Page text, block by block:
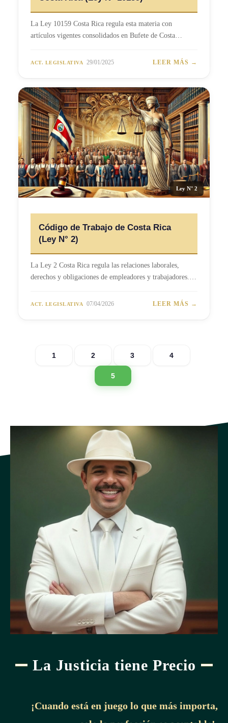
La Ley 10159 Costa Rica regula esta materia con
artículos vigentes consolidados en Bufete de Costa…
ACT. LEGISLATIVA 29/01/2025 LEER MÁS →
Ley N° 2
Código de Trabajo de Costa Rica
(Ley N° 2)
La Ley 2 Costa Rica regula las relaciones laborales,
derechos y obligaciones de empleadores y trabajadores.…
ACT. LEGISLATIVA 07/04/2026 LEER MÁS →
1 2 3 4
5
La Justicia tiene Precio
¡Cuando está en juego lo que más importa,